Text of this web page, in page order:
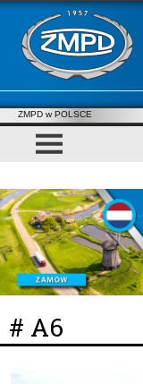
ZMPD w POLSCE
# A6